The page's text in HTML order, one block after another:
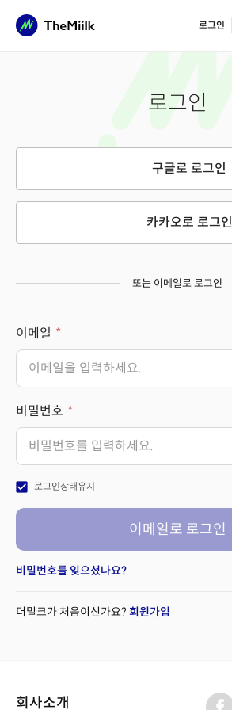
로그인
로그인
구글로 로그인
카카오로 로그인
또는 이메일로 로그인
이메일
비밀번호
check_box 로그인상태유지
이메일로 로그인
비밀번호를 잊으셨나요?
더밀크가 처음이신가요? 회원가입
회사소개